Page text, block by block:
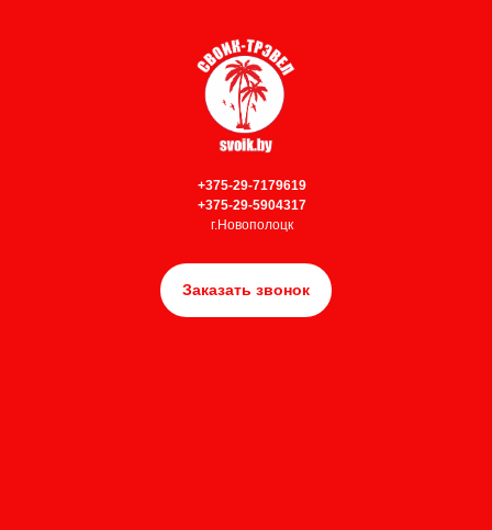
+375-29-7179619
+375-29-5904317
г.Новополоцк
Заказать звонок